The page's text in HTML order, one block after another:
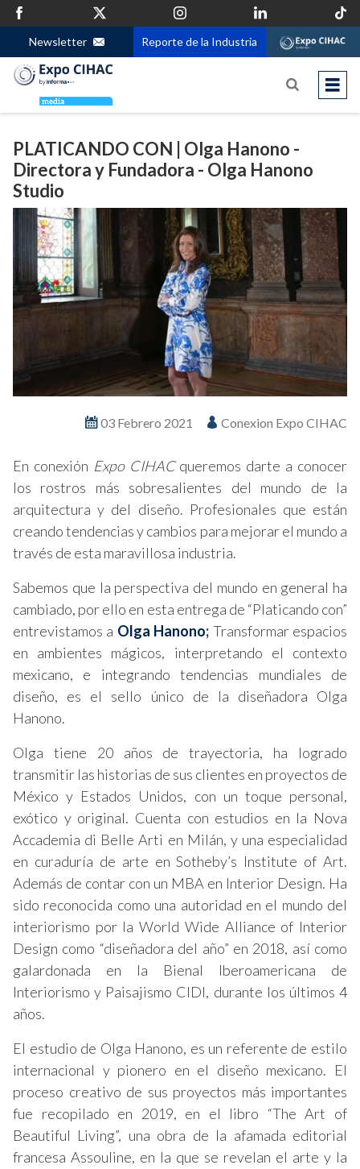
Newsletter Reporte de la Industria
PLATICANDO CON | Olga Hanono -
Directora y Fundadora - Olga Hanono
Studio
03 Febrero 2021 Conexion Expo CIHAC
En conexión Expo CIHACqueremos darte a conocer
los rostros más sobresalientes del mundo de la
arquitectura y del diseño. Profesionales que están
creando tendencias y cambios para mejorar el mundo a
través de esta maravillosa industria.
Sabemos que la perspectiva del mundo en general ha
cambiado, por ello en esta entrega de “Platicando con”
entrevistamos a Olga Hanono; Transformar espacios
en ambientes mágicos, interpretando el contexto
mexicano, e integrando tendencias mundiales de
diseño, es el sello único de la diseñadora Olga
Hanono.
Olga tiene 20 años de trayectoria, ha logrado
transmitir las historias de sus clientes en proyectos de
México y Estados Unidos, con un toque personal,
exótico y original. Cuenta con estudios en la Nova
Accademia di Belle Arti en Milán, y una especialidad
en curaduría de arte en Sotheby’s Institute of Art.
Además de contar con un MBA en Interior Design. Ha
sido reconocida como una autoridad en el mundo del
interiorismo por la World Wide Alliance of Interior
Design como “diseñadora del año” en 2018, así como
galardonada en la Bienal Iberoamericana de
Interiorismo y Paisajismo CIDI, durante los últimos 4
años.
El estudio de Olga Hanono, es un referente de estilo
internacional y pionero en el diseño mexicano. El
proceso creativo de sus proyectos más importantes
fue recopilado en 2019, en el libro “The Art of
Beautiful Living”, una obra de la afamada editorial
francesa Assouline, en la que se revelan el arte y la